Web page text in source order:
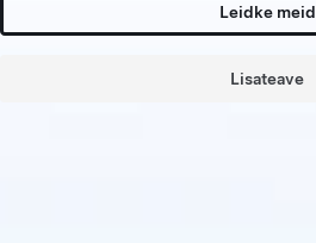
Leidke meid
Lisateave